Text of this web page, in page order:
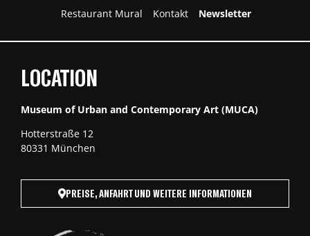
Restaurant Mural
Kontakt Newsletter
LOCATION
Museum of Urban and Contemporary Art (MUCA)
Hotterstraße 12
80331 München
PREISE, ANFAHRT UND WEITERE INFORMATIONEN